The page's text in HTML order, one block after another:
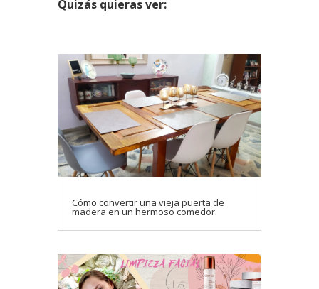
Quizásquieras ver:
Cómo convertir una vieja puerta de
madera en un hermoso comedor.